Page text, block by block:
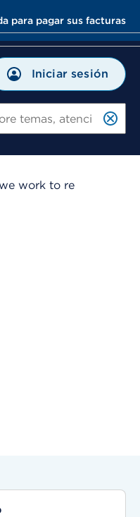
para pagar sus facturas
Iniciar sesión
work to re